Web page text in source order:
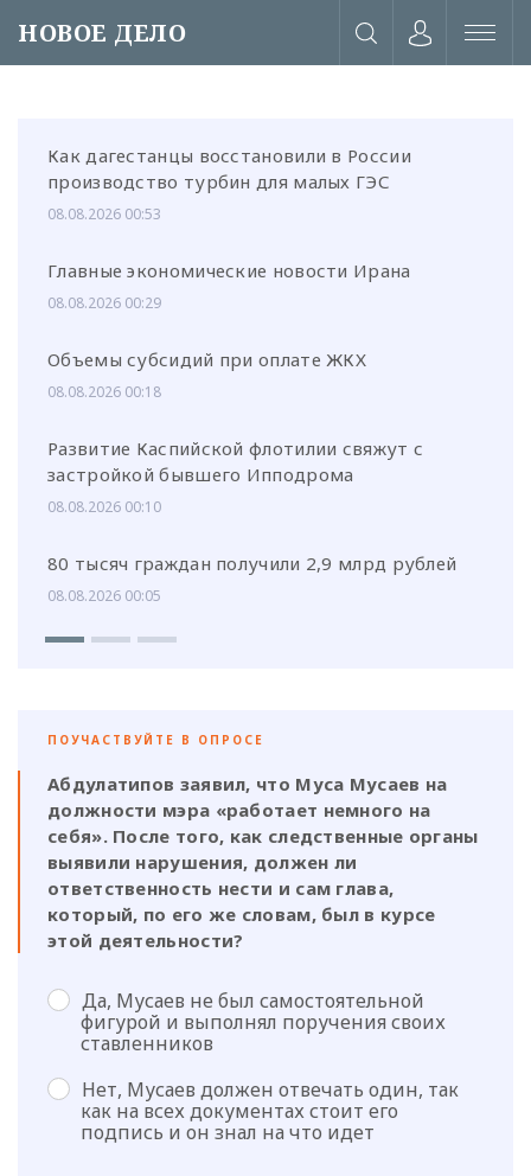
НОВОЕ ДЕЛО
или через соц. сети
Как дагестанцы восстановили в России
производство турбин для малых ГЭС
08.08.2026 00:53
Главные экономические новости Ирана
08.08.2026 00:29
Объемы субсидий при оплате ЖКХ
08.08.2026 00:18
Развитие Каспийской флотилии свяжут с
застройкой бывшего Ипподрома
08.08.2026 00:10
80 тысяч граждан получили 2,9 млрд рублей
08.08.2026 00:05
ПОУЧАСТВУЙТЕ В ОПРОСЕ
Абдулатипов заявил, что Муса Мусаев на
должности мэра «работает немного на
себя». После того, как следственные органы
выявили нарушения, должен ли
ответственность нести и сам глава,
который, по его же словам, был в курсе
этой деятельности?
Да, Мусаев не был самостоятельной
фигурой и выполнял поручения своих
ставленников
Нет, Мусаев должен отвечать один, так
как на всех документах стоит его
подпись и он знал на что идет